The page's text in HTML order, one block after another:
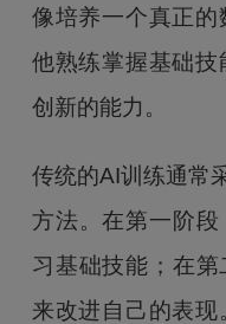
像培养一个真正
他熟练掌握基础技
创新的能力。
传统的AI训练通常
方法。在第一阶
习基础技能；在
来改进自己的表